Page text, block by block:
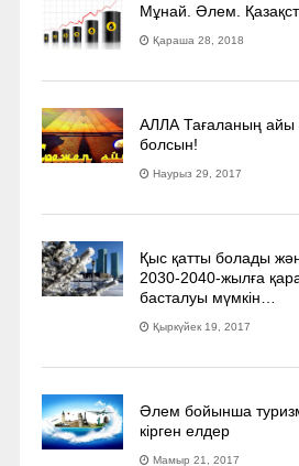
Мұнай. Әлем.
Қараша 28, 2018
АЛЛА Тағаланың айы
болсын!
Наурыз 29, 2017
Қыс қатты болады
2030-2040­-жылға
басталуы мүмкін…
Қыркүйек 19, 2017
Әлем бойынша
кірген елдер
Мамыр 21, 2017